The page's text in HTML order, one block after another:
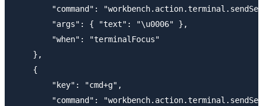
"command":
        "args": { "text": "\u0006" },
        "when": "terminalFocus"
    },
    {
        "key": "cmd+g",
"command":